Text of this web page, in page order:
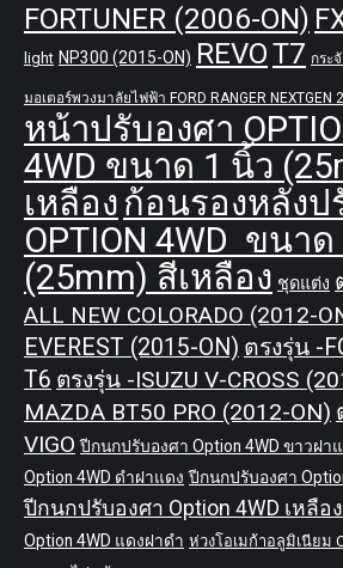
FORTUNER (2006-ON)
light NP300 (2015-ON) REVOT7 กระ
มอเตอร์พวงมาลัยไฟฟ้า FORD RANGER NEXTGEN
หน้าปรับองศา
4WD ขนาด 1 นิ้ว
เหลือง ก้อนรองหลังป
OPTION 4WD ขนา
(25mm) สีเหลือง ชุดแต่ง
ALL NEW COLORADO (2012-
EVEREST (2015-ON) ตรงรุ่น -
T6 ตรงรุ่น -ISUZU V-CROSS
MAZDA BT50 PRO (2012-ON)
VIGO ปีกนกปรับองศา Option 4WD ขาวฝา
Option 4WD ดำฝาแดง ปีกนกปรับองศา
ปีกนกปรับองศา Option 4WD เหลือ
Option 4WD แดงฝาดำ ห่วงโอเมก้าอลูมิเนียม